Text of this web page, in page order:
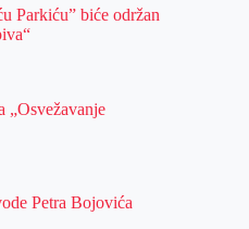
Parkiću” biće održan
„Osvežavanje
Petra Bojovića